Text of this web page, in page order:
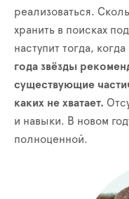
реализоваться.
хранить в поисках
наступит тогда,
года звёзды
существующие
каких не хватает.
и навыки. В новом
полноценной.